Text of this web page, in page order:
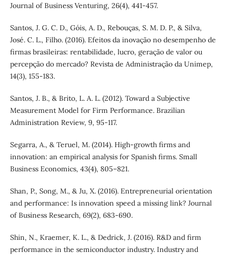
Journal of Business Venturing, 26(4), 441-457.
Santos, J. G. C. D., Góis, A. D., Rebouças, S. M. D. P., & Silva,
José. C. L., Filho. (2016). Efeitos da inovação no desempenho de
firmas brasileiras: rentabilidade, lucro, geração de valor ou
percepção do mercado? Revista de Administração da Unimep,
14(3), 155-183.
Santos, J. B., & Brito, L. A. L. (2012). Toward a Subjective
Measurement Model for Firm Performance. Brazilian
Administration Review, 9, 95-117.
Segarra, A., & Teruel, M. (2014). High-growth firms and
innovation: an empirical analysis for Spanish firms. Small
Business Economics, 43(4), 805–821.
Shan, P., Song, M., & Ju, X. (2016). Entrepreneurial orientation
and performance: Is innovation speed a missing link? Journal
of Business Research, 69(2), 683-690.
Shin, N., Kraemer, K. L., & Dedrick, J. (2016). R&D and firm
performance in the semiconductor industry. Industry and